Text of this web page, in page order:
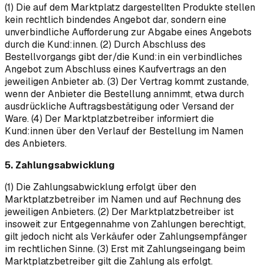
(1) Die auf dem Marktplatz dargestellten Produkte stellen
kein rechtlich bindendes Angebot dar, sondern eine
unverbindliche Aufforderung zur Abgabe eines Angebots
durch die Kund:innen. (2) Durch Abschluss des
Bestellvorgangs gibt der/die Kund:in ein verbindliches
Angebot zum Abschluss eines Kaufvertrags an den
jeweiligen Anbieter ab. (3) Der Vertrag kommt zustande,
wenn der Anbieter die Bestellung annimmt, etwa durch
ausdrückliche Auftragsbestätigung oder Versand der
Ware. (4) Der Marktplatzbetreiber informiert die
Kund:innen über den Verlauf der Bestellung im Namen
des Anbieters.
5. Zahlungsabwicklung
(1) Die Zahlungsabwicklung erfolgt über den
Marktplatzbetreiber im Namen und auf Rechnung des
jeweiligen Anbieters. (2) Der Marktplatzbetreiber ist
insoweit zur Entgegennahme von Zahlungen berechtigt,
gilt jedoch nicht als Verkäufer oder Zahlungsempfänger
im rechtlichen Sinne. (3) Erst mit Zahlungseingang beim
Marktplatzbetreiber gilt die Zahlung als erfolgt.